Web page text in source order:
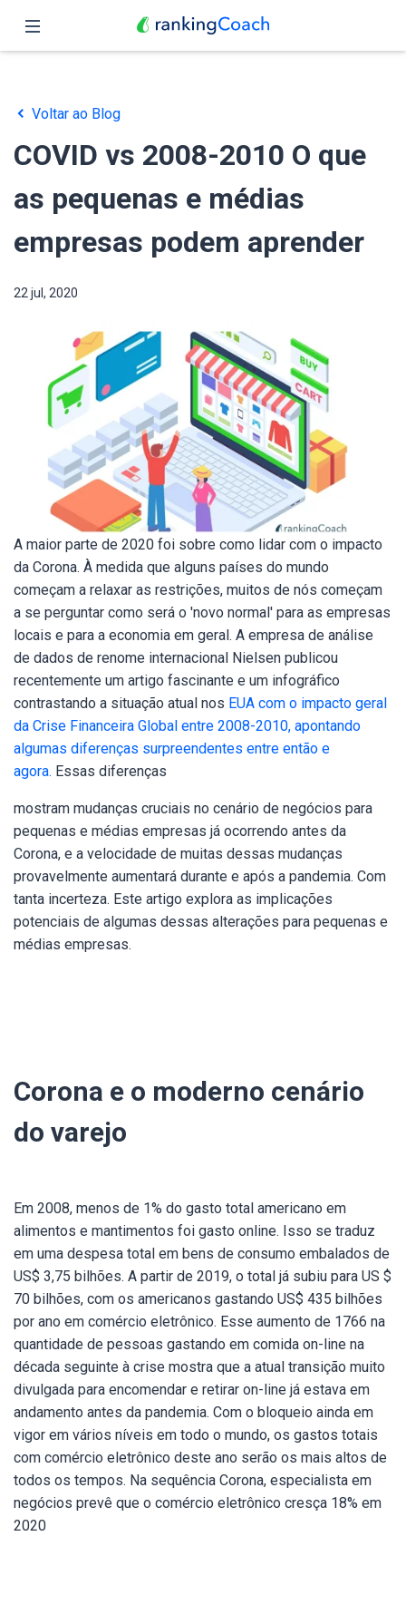
Funções
Preços
Parceiros
Blog
Português
Voltar ao Blog
COVID vs 2008-2010 O que
as pequenas e médias
empresas podem aprender
22 jul, 2020
A maior parte de 2020 foi sobre como lidar com o impacto
da Corona. À medida que alguns países do mundo
começam a relaxar as restrições, muitos de nós começam
a se perguntar como será o 'novo normal' para as empresas
locais e para a economia em geral. A empresa de análise
de dados de renome internacional Nielsen publicou
recentemente um artigo fascinante e um infográfico
contrastando a situação atual nos EUA com o impacto geral
da Crise Financeira Global entre 2008-2010, apontando
algumas diferenças surpreendentes entre então e
agora. Essas diferenças
mostram mudanças cruciais no cenário de negócios para
pequenas e médias empresas já ocorrendo antes da
Corona, e a velocidade de muitas dessas mudanças
provavelmente aumentará durante e após a pandemia. Com
tanta incerteza. Este artigo explora as implicações
potenciais de algumas dessas alterações para pequenas e
médias empresas.
Corona e o moderno cenário
do varejo
Em 2008, menos de 1% do gasto total americano em
alimentos e mantimentos foi gasto online. Isso se traduz
em uma despesa total em bens de consumo embalados de
US$ 3,75 bilhões. A partir de 2019, o total já subiu para US $
70 bilhões, com os americanos gastando US$ 435 bilhões
por ano em comércio eletrônico. Esse aumento de 1766 na
quantidade de pessoas gastando em comida on-line na
década seguinte à crise mostra que a atual transição muito
divulgada para encomendar e retirar on-line já estava em
andamento antes da pandemia. Com o bloqueio ainda em
vigor em vários níveis em todo o mundo, os gastos totais
com comércio eletrônico deste ano serão os mais altos de
todos os tempos. Na sequência Corona, especialista em
negócios prevê que o comércio eletrônico cresça 18% em
2020